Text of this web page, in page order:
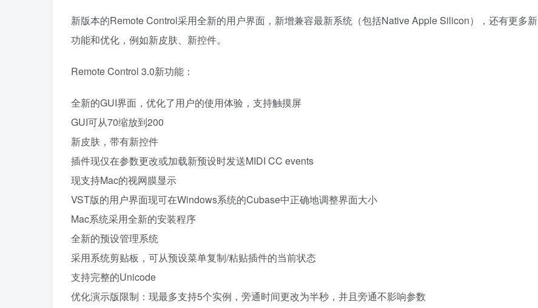
新版本的Remote Control采用全新的用户界面，新增兼容最新系统（包括Native Apple Silicon），还有更多新
功能和优化，例如新皮肤、新控件。
Remote Control 3.0新功能：
全新的GUI界面，优化了用户的使用体验，支持触摸屏
GUI可从70缩放到200
新皮肤，带有新控件
插件现仅在参数更改或加载新预设时发送MIDI CC events
现支持Mac的视网膜显示
VST版的用户界面现可在Windows系统的Cubase中正确地调整界面大小
Mac系统采用全新的安装程序
全新的预设管理系统
采用系统剪贴板，可从预设菜单复制/粘贴插件的当前状态
支持完整的Unicode
优化演示版限制：现最多支持5个实例，旁通时间更改为半秒，并且旁通不影响参数